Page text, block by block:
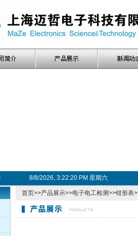
8/8/2026, 3:22:21 PM 星期六
首页>>产品展示>>电子电工检测>>钳形表